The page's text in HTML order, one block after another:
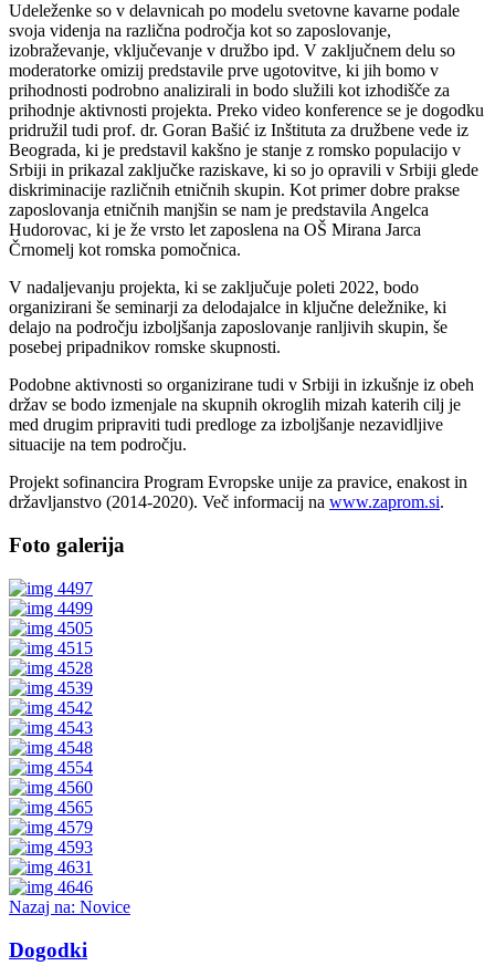
Udeleženke so v delavnicah po modelu svetovne kavarne podale
svoja videnja na različna področja kot so zaposlovanje,
izobraževanje, vključevanje v družbo ipd. V zaključnem delu so
moderatorke omizij predstavile prve ugotovitve, ki jih bomo v
prihodnosti podrobno analizirali in bodo služili kot izhodišče za
prihodnje aktivnosti projekta. Preko video konference se je dogodku
pridružil tudi prof. dr. Goran Bašić iz Inštituta za družbene vede iz
Beograda, ki je predstavil kakšno je stanje z romsko populacijo v
Srbiji in prikazal zaključke raziskave, ki so jo opravili v Srbiji glede
diskriminacije različnih etničnih skupin. Kot primer dobre prakse
zaposlovanja etničnih manjšin se nam je predstavila Angelca
Hudorovac, ki je že vrsto let zaposlena na OŠ Mirana Jarca
Črnomelj kot romska pomočnica.
V nadaljevanju projekta, ki se zaključuje poleti 2022, bodo
organizirani še seminarji za delodajalce in ključne deležnike, ki
delajo na področju izboljšanja zaposlovanje ranljivih skupin, še
posebej pripadnikov romske skupnosti.
Podobne aktivnosti so organizirane tudi v Srbiji in izkušnje iz obeh
držav se bodo izmenjale na skupnih okroglih mizah katerih cilj je
med drugim pripraviti tudi predloge za izboljšanje nezavidljive
situacije na tem področju.
Projekt sofinancira Program Evropske unije za pravice, enakost in
državljanstvo (2014-2020). Več informacij na www.zaprom.si.
Foto galerija
Nazaj na: Novice
Dogodki